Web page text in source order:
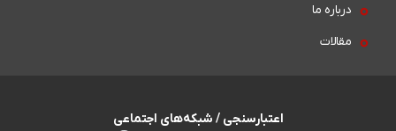
درباره ما
مقالات
اعتبارسنجی / شبکه‌های اجتماعی